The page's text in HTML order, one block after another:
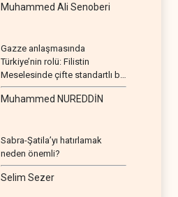
Muhammed Ali Senoberi
Gazze anlaşmasında
Türkiye’nin rolü: Filistin
Meselesinde çifte standartlı bir
seyir
Muhammed NUREDDİN
Sabra-Şatila’yı hatırlamak
neden önemli?
Selim Sezer